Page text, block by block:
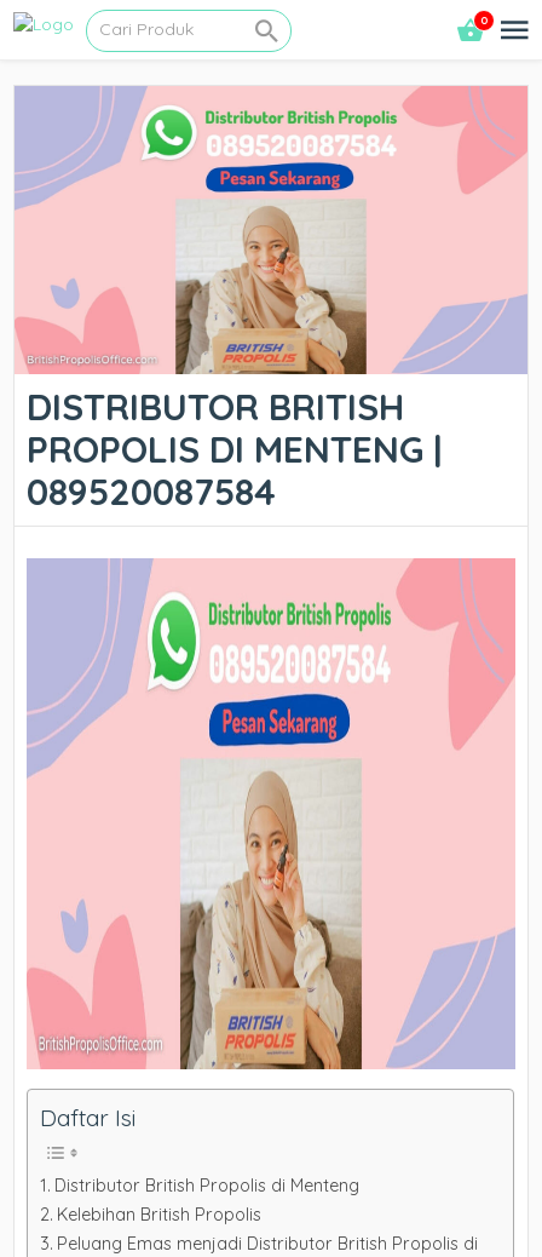
0
DISTRIBUTOR BRITISH
PROPOLIS DI MENTENG |
089520087584
Daftar Isi
Distributor British Propolis di Menteng
Kelebihan British Propolis
Peluang Emas menjadi Distributor British Propolis di